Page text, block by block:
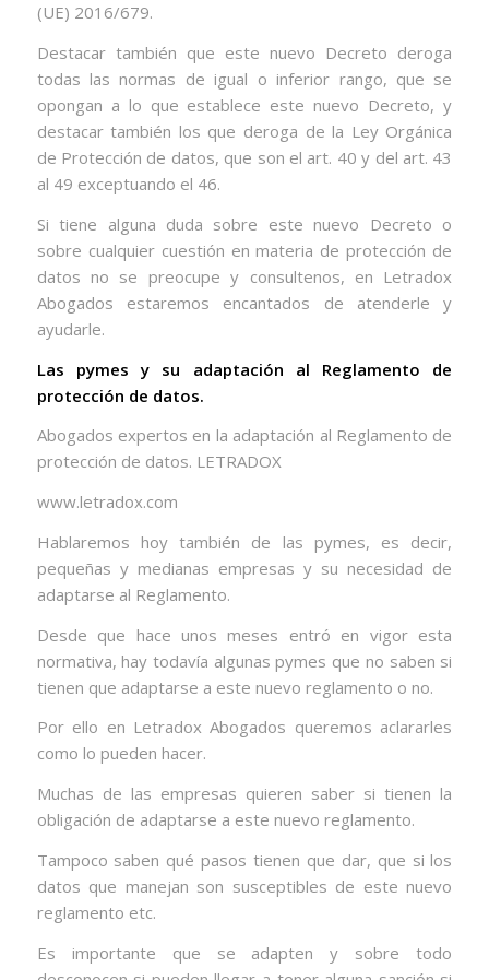
(UE) 2016/679.
Destacar también que este nuevo Decreto deroga
todas las normas de igual o inferior rango, que se
opongan a lo que establece este nuevo Decreto, y
destacar también los que deroga de la Ley Orgánica
de Protección de datos, que son el art. 40 y del art. 43
al 49 exceptuando el 46.
Si tiene alguna duda sobre este nuevo Decreto o
sobre cualquier cuestión en materia de protección de
datos no se preocupe y consultenos, en Letradox
Abogados estaremos encantados de atenderle y
ayudarle.
Las pymes y su adaptación al Reglamento de
protección de datos.
Abogados expertos en la adaptación al Reglamento de
protección de datos. LETRADOX
www.letradox.com
Hablaremos hoy también de las pymes, es decir,
pequeñas y medianas empresas y su necesidad de
adaptarse al Reglamento.
Desde que hace unos meses entró en vigor esta
normativa, hay todavía algunas pymes que no saben si
tienen que adaptarse a este nuevo reglamento o no.
Por ello en Letradox Abogados queremos aclararles
como lo pueden hacer.
Muchas de las empresas quieren saber si tienen la
obligación de adaptarse a este nuevo reglamento.
Tampoco saben qué pasos tienen que dar, que si los
datos que manejan son susceptibles de este nuevo
reglamento etc.
Es importante que se adapten y sobre todo